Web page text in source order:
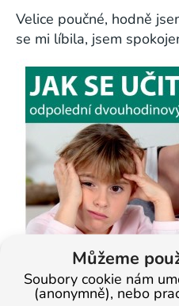
Můžeme
Soubory cookie nám
(anonymně), nebo
Velice poučné, hodně
se mi líbila, jsem